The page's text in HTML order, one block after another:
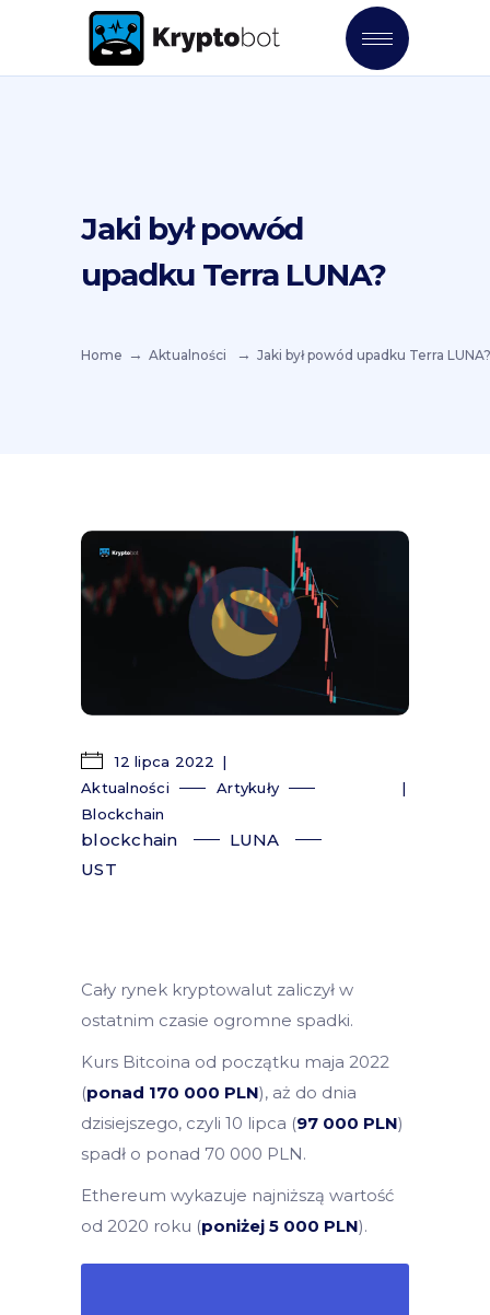
Jaki był powód
upadku Terra LUNA?
Home Aktualności Jaki był powód upadku Terra LUNA?
12 lipca 2022
Aktualności
Artykuły
Blockchain
blockchain
LUNA
UST
Cały rynek kryptowalut zaliczył w
ostatnim czasie ogromne spadki.
Kurs Bitcoina od początku maja 2022
(ponad 170 000 PLN), aż do dnia
dzisiejszego, czyli 10 lipca (97 000 PLN)
spadł o ponad 70 000 PLN.
Ethereum wykazuje najniższą wartość
od 2020 roku (poniżej 5 000 PLN).